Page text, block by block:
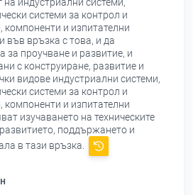
индустриални системи,
системи за контрол и
компоненти и изпитателни
във връзка с това, и да
за проучване и развитие, и
с конструиране, развитие и
видове индустриални системи,
системи за контрол и
компоненти и изпитателни
изучаването на техническите
поддържането и
в тази връзка.